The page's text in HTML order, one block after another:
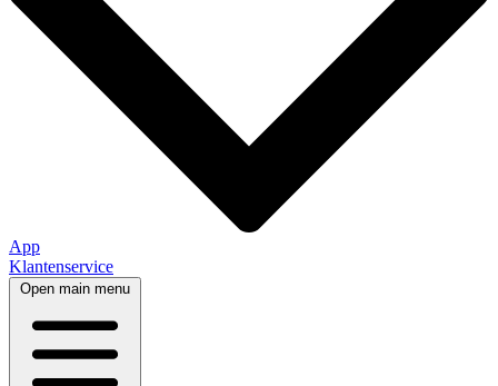
App
Klantenservice
Open main menu